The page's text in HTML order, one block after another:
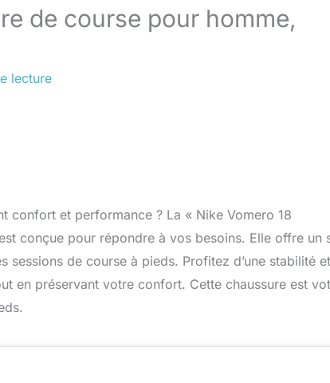
de course pour homme,
lecture
confort et performance ? La « Nike Vomero 18
conçue pour répondre à vos besoins. Elle offre un
de course à pieds. Profitez d’une stabilité et
en préservant votre confort. Cette chaussure est